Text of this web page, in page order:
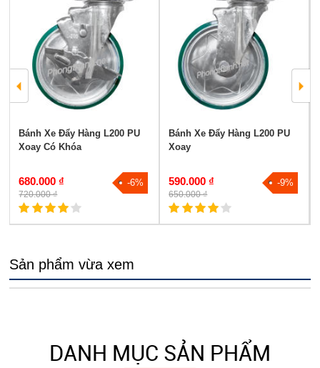
Bánh Xe Đẩy Hàng L200 PU
Xoay Có Khóa
680.000 ₫
720.000 ₫
-6%
Bánh Xe Đẩy Hàng L200 PU
Xoay
590.000 ₫
650.000 ₫
-9%
Sản phẩm vừa xem
DANH MỤC SẢN PHẨM